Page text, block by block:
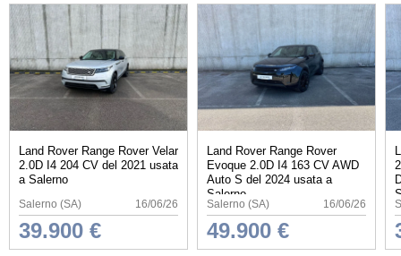
Land Rover Range Rover Velar
2.0D I4 204 CV del 2021 usata
a Salerno
Salerno (SA) 16/06/26
39.900 €
Land Rover Range Rover
Evoque 2.0D I4 163 CV AWD
Auto S del 2024 usata a
Salerno
Salerno (SA) 16/06/26
49.900 €